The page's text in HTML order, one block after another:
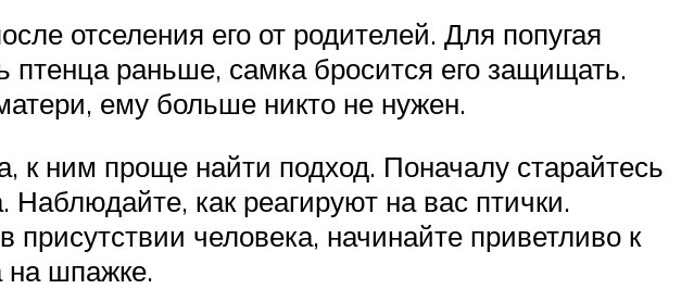
отселения его от родителей. Для попугая
птенца раньше, самка бросится его защищать.
ему больше никто не нужен.
к ним проще найти подход. Поначалу старайтесь
как реагируют на вас птички.
человека, начинайте приветливо к
на шпажке.